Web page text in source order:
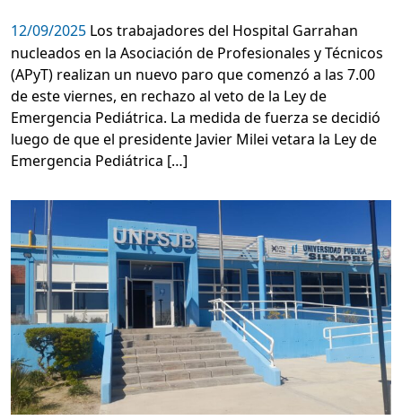
12/09/2025 Los trabajadores del Hospital Garrahan
nucleados en la Asociación de Profesionales y Técnicos
(APyT) realizan un nuevo paro que comenzó a las 7.00
de este viernes, en rechazo al veto de la Ley de
Emergencia Pediátrica. La medida de fuerza se decidió
luego de que el presidente Javier Milei vetara la Ley de
Emergencia Pediátrica […]